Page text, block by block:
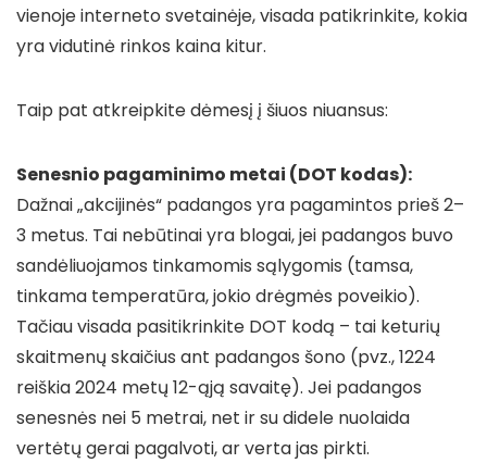
vienoje interneto svetainėje, visada patikrinkite, kokia
yra vidutinė rinkos kaina kitur.
Taip pat atkreipkite dėmesį į šiuos niuansus:
Senesnio pagaminimo metai (DOT kodas):
Dažnai „akcijinės“ padangos yra pagamintos prieš 2–
3 metus. Tai nebūtinai yra blogai, jei padangos buvo
sandėliuojamos tinkamomis sąlygomis (tamsa,
tinkama temperatūra, jokio drėgmės poveikio).
Tačiau visada pasitikrinkite DOT kodą – tai keturių
skaitmenų skaičius ant padangos šono (pvz., 1224
reiškia 2024 metų 12-ąją savaitę). Jei padangos
senesnės nei 5 metrai, net ir su didele nuolaida
vertėtų gerai pagalvoti, ar verta jas pirkti.